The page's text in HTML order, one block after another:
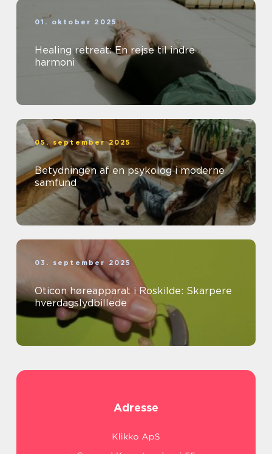
01. oktober 2025
Healing retreat: En rejse til indre
harmoni
05. september 2025
Betydningen af en psykolog i moderne
samfund
03. september 2025
Oticon høreapparat i Roskilde: Skarpere
hverdagslydbillede
Adresse